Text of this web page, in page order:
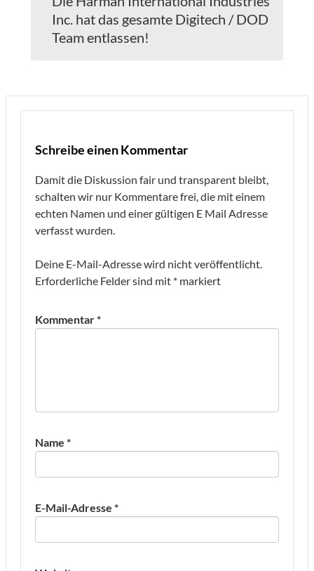
Inc. hat das gesamte Digitech / DOD
Team entlassen!
Schreibe einen Kommentar
Damit die Diskussion fair und transparent bleibt,
schalten wir nur Kommentare frei, die mit einem
echten Namen und einer gültigen E Mail Adresse
verfasst wurden.
Deine E-Mail-Adresse wird nicht veröffentlicht.
Erforderliche Felder sind mit * markiert
Kommentar*
Name *
E-Mail-Adresse *